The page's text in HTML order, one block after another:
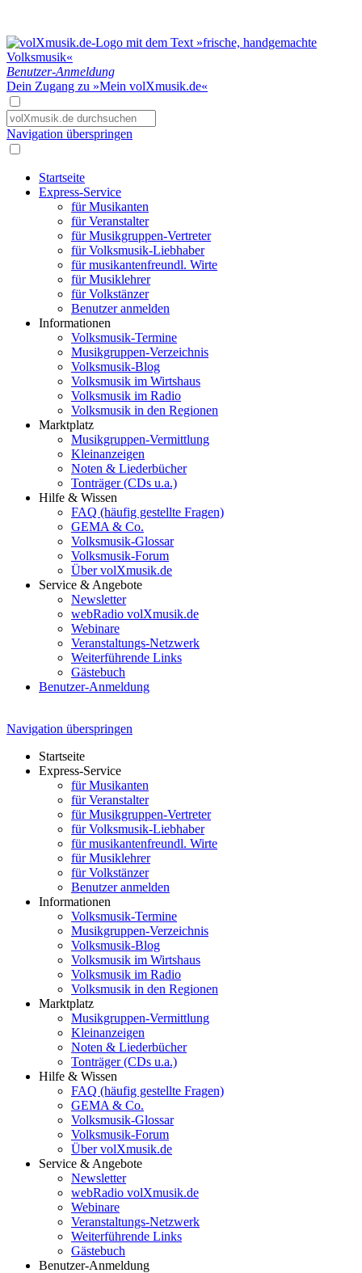
Benutzer-Anmeldung
Dein Zugang zu »Mein volXmusik.de«
Navigation überspringen
Startseite
Express-Service
für Musikanten
für Veranstalter
für Musikgruppen-Vertreter
für Volksmusik-Liebhaber
für musikantenfreundl. Wirte
für Musiklehrer
für Volkstänzer
Benutzer anmelden
Informationen
Volksmusik-Termine
Musikgruppen-Verzeichnis
Volksmusik-Blog
Volksmusik im Wirtshaus
Volksmusik im Radio
Volksmusik in den Regionen
Marktplatz
Musikgruppen-Vermittlung
Kleinanzeigen
Noten & Liederbücher
Tonträger (CDs u.a.)
Hilfe & Wissen
FAQ (häufig gestellte Fragen)
GEMA & Co.
Volksmusik-Glossar
Volksmusik-Forum
Über volXmusik.de
Service & Angebote
Newsletter
webRadio volXmusik.de
Webinare
Veranstaltungs-Netzwerk
Weiterführende Links
Gästebuch
Benutzer-Anmeldung
Navigation überspringen
Startseite
Express-Service
für Musikanten
für Veranstalter
für Musikgruppen-Vertreter
für Volksmusik-Liebhaber
für musikantenfreundl. Wirte
für Musiklehrer
für Volkstänzer
Benutzer anmelden
Informationen
Volksmusik-Termine
Musikgruppen-Verzeichnis
Volksmusik-Blog
Volksmusik im Wirtshaus
Volksmusik im Radio
Volksmusik in den Regionen
Marktplatz
Musikgruppen-Vermittlung
Kleinanzeigen
Noten & Liederbücher
Tonträger (CDs u.a.)
Hilfe & Wissen
FAQ (häufig gestellte Fragen)
GEMA & Co.
Volksmusik-Glossar
Volksmusik-Forum
Über volXmusik.de
Service & Angebote
Newsletter
webRadio volXmusik.de
Webinare
Veranstaltungs-Netzwerk
Weiterführende Links
Gästebuch
Benutzer-Anmeldung